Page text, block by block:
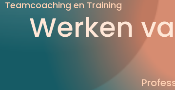
Teamcoaching en Training
Werken